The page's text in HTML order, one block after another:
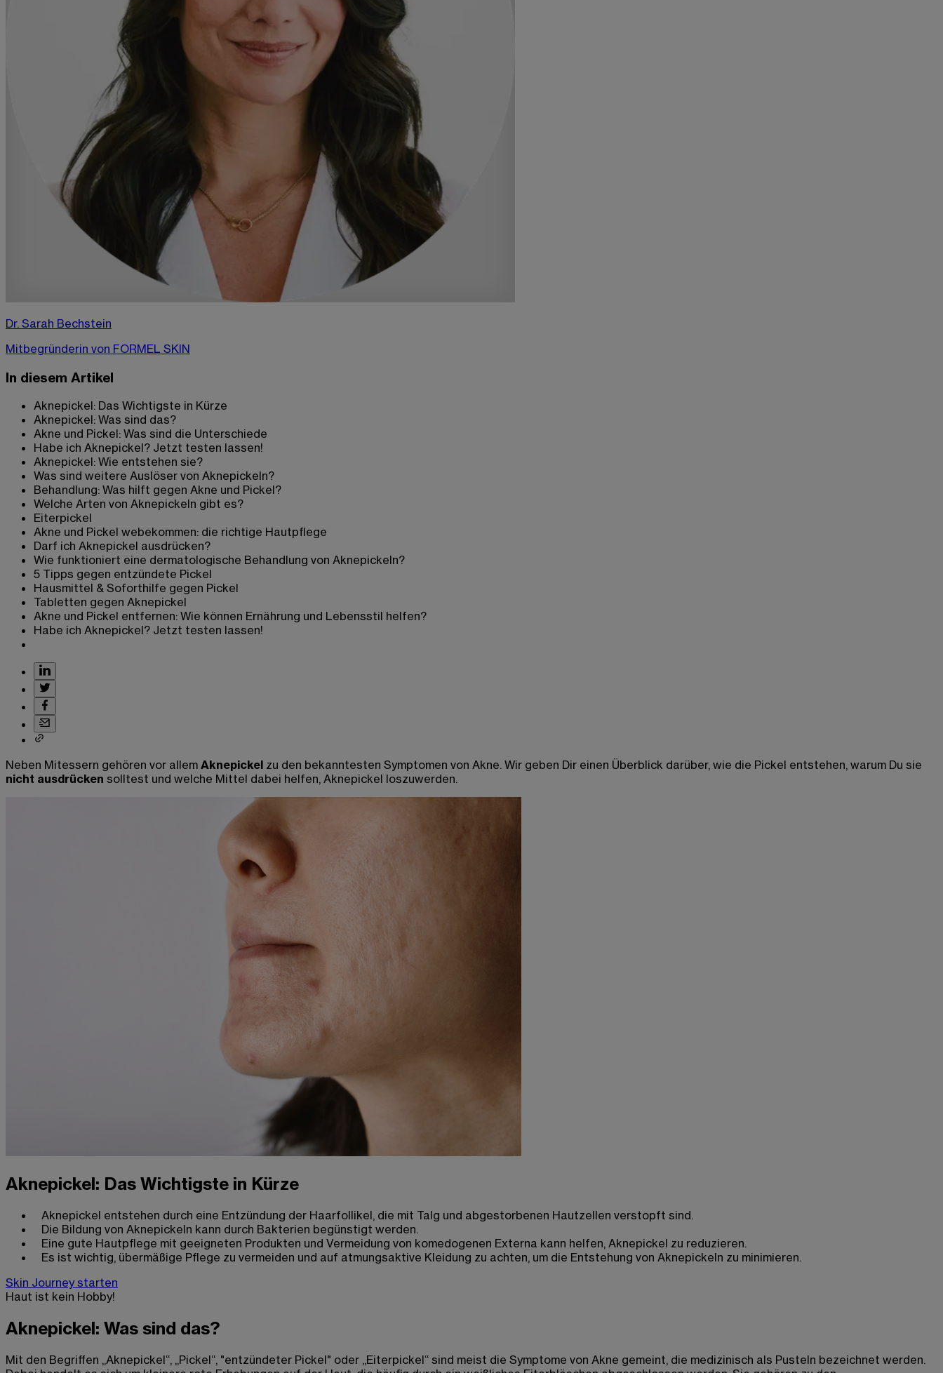
Dr. Sarah Bechstein
Mitbegründerin von FORMEL SKIN
In diesem Artikel
Aknepickel: Das Wichtigste in Kürze
Aknepickel: Was sind das?
Akne und Pickel: Was sind die Unterschiede
Habe ich Aknepickel? Jetzt testen lassen!
Aknepickel: Wie entstehen sie?
Was sind weitere Auslöser von Aknepickeln?
Behandlung: Was hilft gegen Akne und Pickel?
Welche Arten von Aknepickeln gibt es?
Eiterpickel
Akne und Pickel webekommen: die richtige Hautpflege
Darf ich Aknepickel ausdrücken?
Wie funktioniert eine dermatologische Behandlung von Aknepickeln?
5 Tipps gegen entzündete Pickel
Hausmittel & Soforthilfe gegen Pickel
Tabletten gegen Aknepickel
Akne und Pickel entfernen: Wie können Ernährung und Lebensstil helfen?
Habe ich Aknepickel? Jetzt testen lassen!
Neben Mitessern gehören vor allem Aknepickel zu den bekanntesten Symptomen von Akne. Wir geben Dir einen Überblick darüber, wie die Pickel entstehen, warum Du sie
nicht ausdrücken solltest und welche Mittel dabei helfen, Aknepickel loszuwerden.
Aknepickel: Das Wichtigste in Kürze
Aknepickel entstehen durch eine Entzündung der Haarfollikel, die mit Talg und abgestorbenen Hautzellen verstopft sind.
Die Bildung von Aknepickeln kann durch Bakterien begünstigt werden.
Eine gute Hautpflege mit geeigneten Produkten und Vermeidung von komedogenen Externa kann helfen, Aknepickel zu reduzieren.
Es ist wichtig, übermäßige Pflege zu vermeiden und auf atmungsaktive Kleidung zu achten, um die Entstehung von Aknepickeln zu minimieren.
Skin Journey starten
Haut ist kein Hobby!
Aknepickel: Was sind das?
Mit den Begriffen „Aknepickel“, „Pickel“, "entzündeter Pickel" oder „Eiterpickel“ sind meist die Symptome von Akne gemeint, die medizinisch als Pusteln bezeichnet werden.